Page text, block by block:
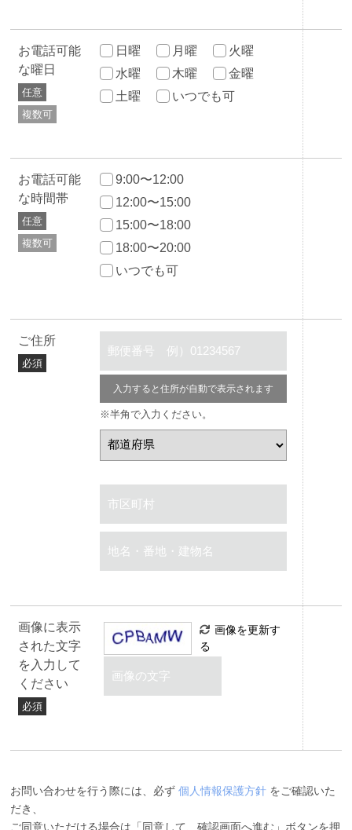
お電話可能
な曜日
任意
複数可
日曜 月曜
火曜
水曜
木曜
金曜
土曜
いつでも可
お電話可能
な時間帯
任意
複数可
9:00〜12:00
12:00〜15:00
15:00〜18:00
18:00〜20:00
いつでも可
ご住所
必須
入力すると住所が自動で表示されます
※半角で入力ください。
画像に表示
された文字
を入力して
ください
必須
画像を更新す
る
お問い合わせを行う際には、必ず個人情報保護方針 をご確認いた
だき、
ご同意いただける場合は「同意して、確認画面へ進む」ボタンを押